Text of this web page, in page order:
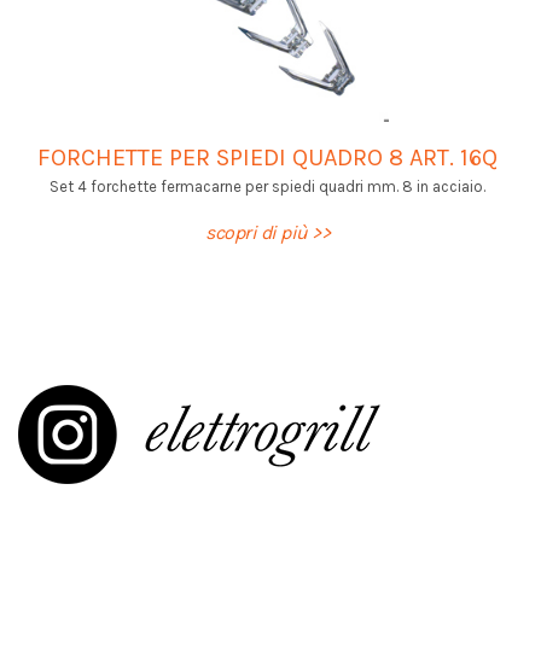
FORCHETTE PER SPIEDI QUADRO 8 ART. 16Q
Set 4 forchette fermacarne per spiedi quadri mm. 8 in acciaio.
scopri di più >>